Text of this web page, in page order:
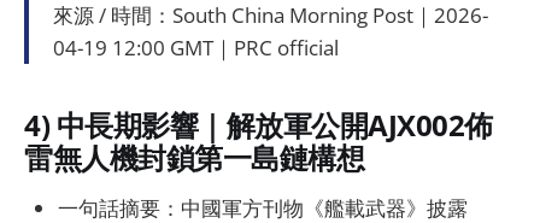
來源 / 時間：South China Morning Post｜2026-
04-19 12:00 GMT｜PRC official
4) 中長期影響｜解放軍公開AJX002佈
雷無人機封鎖第一島鏈構想
一句話摘要：中國軍方刊物《艦載武器》披露